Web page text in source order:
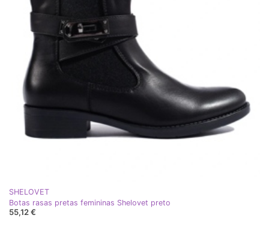
SHELOVET
Botas rasas pretas femininas Shelovet preto
55,12 €